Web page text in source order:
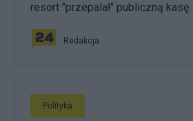
resort "przepalał" publiczną kasę
Redakcja
Polityka